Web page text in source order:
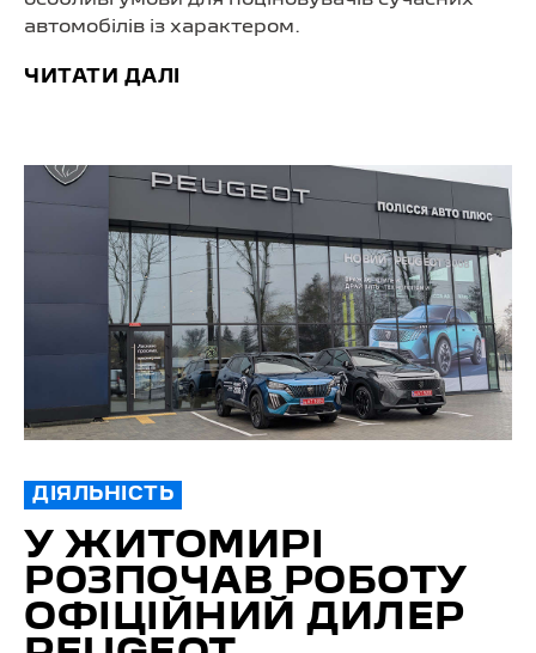
автомобілів із характером.
ЧИТАТИ ДАЛІ
ДІЯЛЬНІСТЬ
У ЖИТОМИРІ
РОЗПОЧАВ РОБОТУ
ОФІЦІЙНИЙ ДИЛЕР